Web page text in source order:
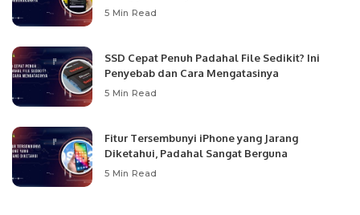
5 Min Read
SSD Cepat Penuh Padahal File Sedikit? Ini
Penyebab dan Cara Mengatasinya
5 Min Read
Fitur Tersembunyi iPhone yang Jarang
Diketahui, Padahal Sangat Berguna
5 Min Read